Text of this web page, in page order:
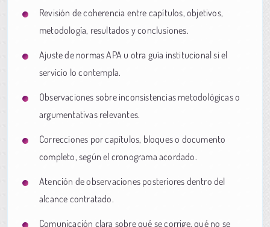
Revisión de coherencia entre capítulos, objetivos,
metodología, resultados y conclusiones.
Ajuste de normas APA u otra guía institucional si el
servicio lo contempla.
Observaciones sobre inconsistencias metodológicas o
argumentativas relevantes.
Correcciones por capítulos, bloques o documento
completo, según el cronograma acordado.
Atención de observaciones posteriores dentro del
alcance contratado.
Comunicación clara sobre qué se corrige, qué no se